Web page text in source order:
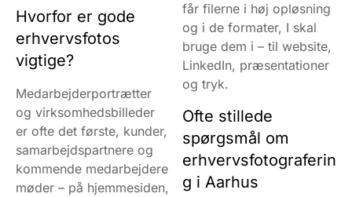
Hvorfor er gode
erhvervsfotos
vigtige?
Medarbejderportrætter
og virksomhedsbilleder
er ofte det første, kunder,
samarbejdspartnere og
kommende medarbejdere
møder – på hjemmesiden,
får filerne i høj opløsning
og i de formater, I skal
bruge dem i – til website,
LinkedIn, præsentationer
og tryk.
Ofte stillede
spørgsmål om
erhvervsfotograferin
g i Aarhus